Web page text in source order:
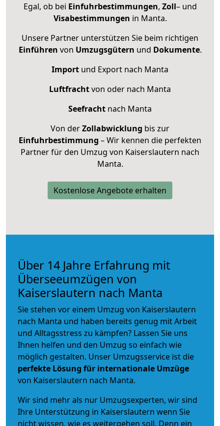
Egal, ob bei Einfuhrbestimmungen, Zoll– und
Visabestimmungen in Manta.
Unsere Partner unterstützen Sie beim richtigen
Einführen von Umzugsgütern und Dokumente.
Import und Export nach Manta
Luftfrachtvon oder nach Manta
Seefracht nach Manta
Von derZollabwicklung bis zur
Einfuhrbestimmung – Wir kennen die perfekten
Partner für den Umzug von Kaiserslautern nach
Manta.
Kostenlose Angebote erhalten
Über 14 Jahre Erfahrung mit
Überseeumzügen von
Kaiserslautern nach Manta
Sie stehen vor einem Umzug von Kaiserslautern
nach Manta und haben bereits genug mit Arbeit
und Alltagsstress zu kämpfen? Lassen Sie uns
Ihnen helfen und den Umzug so einfach wie
möglich gestalten. Unser Umzugsservice ist die
perfekte Lösung für internationale Umzüge
von Kaiserslautern nach Manta.
Wir sind mehr als nur Umzugsexperten, wir sind
Ihre Unterstützung in Kaiserslautern wenn Sie
nicht wissen, wie es weitergehen soll. Denn ein